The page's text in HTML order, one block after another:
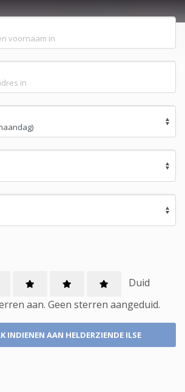
Duid
aan. Geen sterren aangeduid.
INDIENEN AAN HELDERZIENDE ILSE